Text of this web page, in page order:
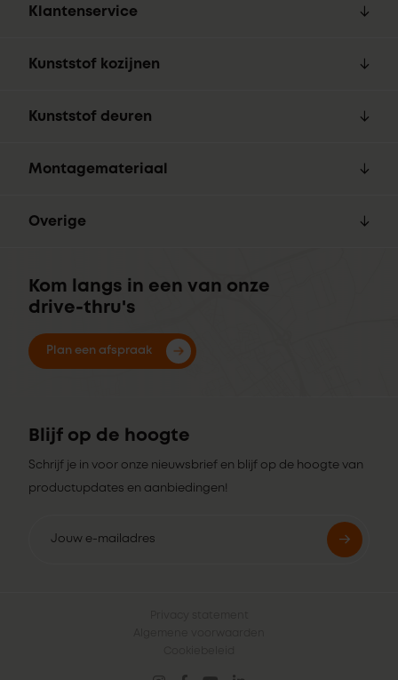
Klantenservice
Kunststof kozijnen
Kunststof deuren
Montagemateriaal
Overige
Kom langs in een van onze
drive-thru's
Plan een afspraak
Blijf op de hoogte
Schrijf je in voor onze nieuwsbrief en blijf op de hoogte van
productupdates en aanbiedingen!